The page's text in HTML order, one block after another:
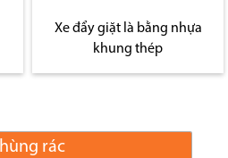
Xe đẩy giặt là bằng nhựa
khung thép
rác